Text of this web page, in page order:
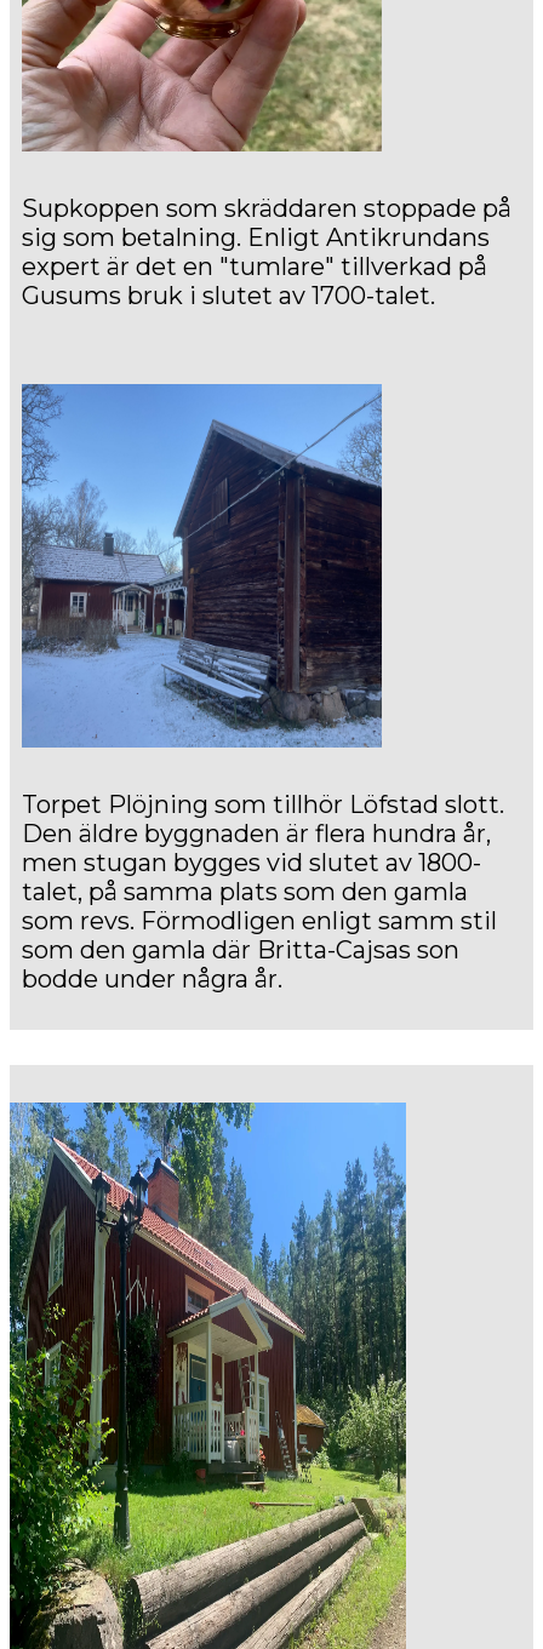
Supkoppen som skräddaren stoppade på
sig som betalning. Enligt Antikrundans
expert är det en "tumlare" tillverkad på
Gusums bruk i slutet av 1700-talet.
Torpet Plöjning som tillhör Löfstad slott.
Den äldre byggnaden är flera hundra år,
men stugan bygges vid slutet av 1800-
talet, på samma plats som den gamla
som revs. Förmodligen enligt samm stil
som den gamla där Britta-Cajsas son
bodde under några år.